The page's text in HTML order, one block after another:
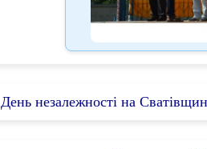
День незалежності на